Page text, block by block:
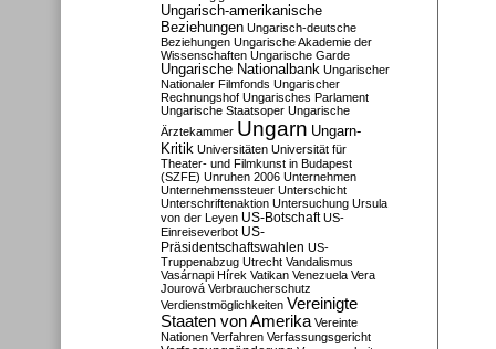
Ungarisch-amerikanische
Beziehungen Ungarisch-deutsche
Beziehungen Ungarische Akademie der
Wissenschaften Ungarische Garde
Ungarische Nationalbank Ungarischer
Nationaler Filmfonds Ungarischer
Rechnungshof Ungarisches Parlament
Ungarische Staatsoper Ungarische
Ärztekammer Ungarn Ungarn-
Kritik Universitäten Universität für
Theater- und Filmkunst in Budapest
(SZFE) Unruhen 2006 Unternehmen
Unternehmenssteuer Unterschicht
Unterschriftenaktion Untersuchung Ursula
von der Leyen US-Botschaft US-
Einreiseverbot US-
Präsidentschaftswahlen US-
Truppenabzug Utrecht Vandalismus
Vasárnapi Hírek Vatikan Venezuela Vera
Jourová Verbraucherschutz
Verdienstmöglichkeiten Vereinigte
Staaten von Amerika Vereinte
Nationen Verfahren Verfassungsgericht